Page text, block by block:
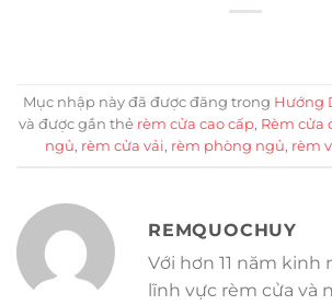
Mục nhập này đã được đăng trong Hướng
và được gắn thẻ rèm cửa cao cấp, Rèm cửa
ngủ, rèm cửa vải, rèm phòng ngủ, rèm
REMQUOCHUY
Với hơn 11 năm
lĩnh vực rèm cửa và